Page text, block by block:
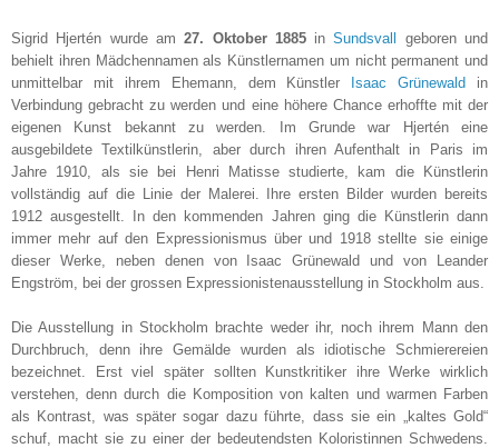
Sigrid Hjertén wurde am27. Oktober 1885inSundsvall
geboren und
behielt ihren Mädchennamen als Künstlernamen um nicht permanent und
unmittelbar mit ihrem Ehemann, dem Künstler
Isaac Grünewald in
Verbindung gebracht zu werden und eine höhere Chance erhoffte mit der
eigenen Kunst bekannt zu werden. Im Grunde war Hjertén eine
ausgebildete Textilkünstlerin, aber durch ihren Aufenthalt in Paris im
Jahre 1910, als sie bei Henri Matisse studierte, kam die Künstlerin
vollständig auf die Linie der Malerei. Ihre ersten Bilder wurden bereits
1912 ausgestellt. In den kommenden Jahren ging die Künstlerin dann
immer mehr auf den Expressionismus über und 1918 stellte sie einige
dieser Werke, neben denen von Isaac Grünewald und von Leander
Engström, bei der grossen Expressionistenausstellung in Stockholm aus.
Die Ausstellung in Stockholm brachte weder ihr, noch ihrem Mann den
Durchbruch, denn ihre Gemälde wurden als idiotische Schmierereien
bezeichnet. Erst viel später sollten Kunstkritiker ihre Werke wirklich
verstehen, denn durch die Komposition von kalten und warmen Farben
als Kontrast, was später sogar dazu führte, dass sie ein „kaltes Gold“
schuf, macht sie zu einer der bedeutendsten Koloristinnen Schwedens.